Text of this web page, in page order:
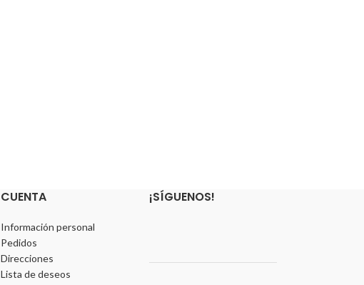
CUENTA
Información personal
Pedidos
Direcciones
Lista de deseos
¡SÍGUENOS!